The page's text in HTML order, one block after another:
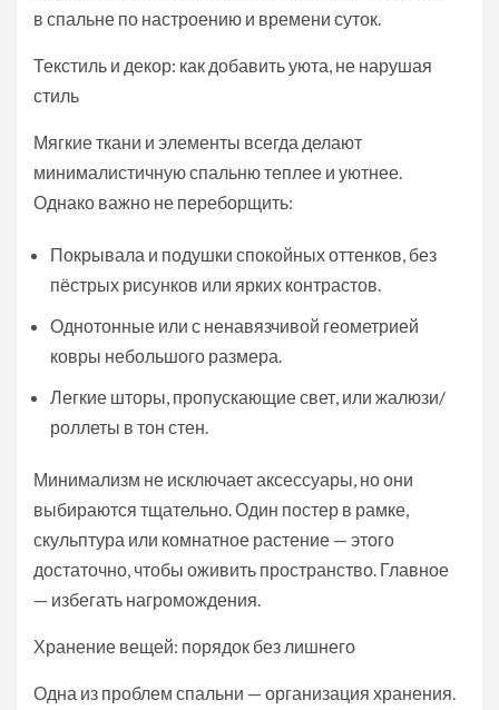
в спальне по настроению и времени суток.
Текстиль и декор: как добавить уюта, не нарушая
стиль
Мягкие ткани и элементы всегда делают
минималистичную спальню теплее и уютнее.
Однако важно не переборщить:
Покрывала и подушки спокойных оттенков, без
пёстрых рисунков или ярких контрастов.
Однотонные или с ненавязчивой геометрией
ковры небольшого размера.
Легкие шторы, пропускающие свет, или жалюзи/
роллеты в тон стен.
Минимализм не исключает аксессуары, но они
выбираются тщательно. Один постер в рамке,
скульптура или комнатное растение — этого
достаточно, чтобы оживить пространство. Главное
— избегать нагромождения.
Хранение вещей: порядок без лишнего
Одна из проблем спальни — организация хранения.